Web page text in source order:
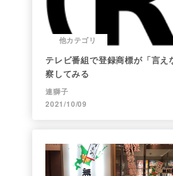
他カテゴリ
テレビ番組で登録商標が「言え
察してみる
連獅子
2021/10/09